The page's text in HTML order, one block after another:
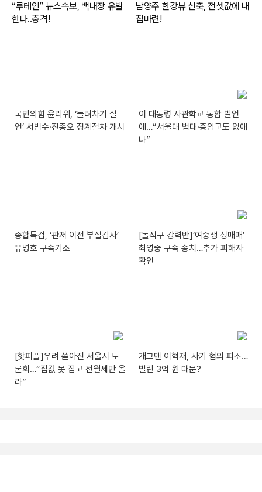
국민의힘 윤리위, ‘돌려차기 실
언’ 서범수·진종오 징계절차 개시
이 대통령 사관학교 통합 발언
에…“서울대 법대·충암고도 없애
나”
종합특검, ‘관저 이전 부실감사’
유병호 구속기소
[돌직구 강력반]‘여중생 성매매’
최영중 구속 송치…추가 피해자
확인
[핫피플]우려 쏟아진 서울시 토
론회…“집값 못 잡고 전월세만 올
라”
개그맨 이혁재, 사기 혐의 피소…
빌린 3억 원 때문?